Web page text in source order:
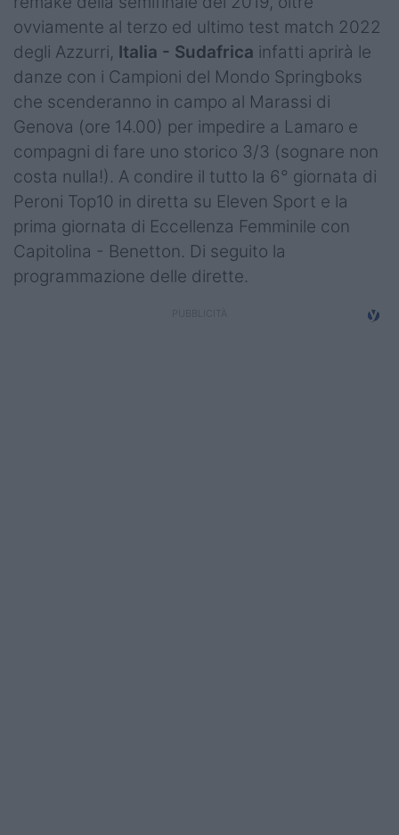
Campionati
Serie A
Serie B
Serie C
Femminile
Giovanili
Coppa Italia
Minirugby
ovviamente al terzo ed ultimo test match 2022
degli Azzurri, Italia - Sudafrica infatti aprirà le
danze con i Campioni del Mondo Springboks
che scenderanno in campo al Marassi di
Genova (ore 14.00) per impedire a Lamaro e
compagni di fare uno storico 3/3 (sognare non
costa nulla!). A condire il tutto la 6° giornata di
Peroni Top10 in diretta su Eleven Sport e la
prima giornata di Eccellenza Femminile con
Capitolina - Benetton. Di seguito la
programmazione delle dirette.